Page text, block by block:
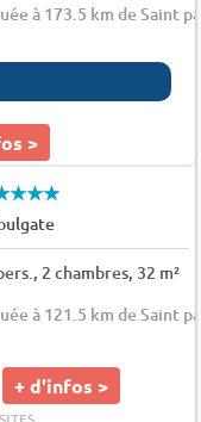
à 173.5 km de Saint
>
2 chambres, 32 m²
à 121.5 km de Saint
+ d'infos >